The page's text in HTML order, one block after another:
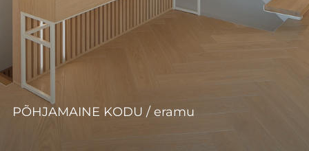
PÕHJAMAINE KODU / eramu